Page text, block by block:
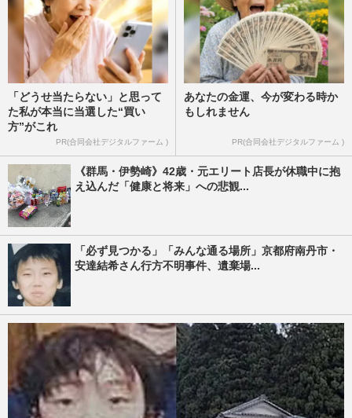
「どうせ当たらない」と思って
た私が本当に当選した“買い
方”がこれ
PR(合同会社デジタルファーム )
あなたの金運、今が変わる時か
もしれません
PR(合同会社デジタルファーム )
《群馬・伊勢崎》42歳・元エリート店長が休職中に抱
え込んだ「健康と将来」への悲観...
「必ず見つかる」「みんな通る場所」京都府南丹市・
安達結希さん行方不明事件、遺棄場...